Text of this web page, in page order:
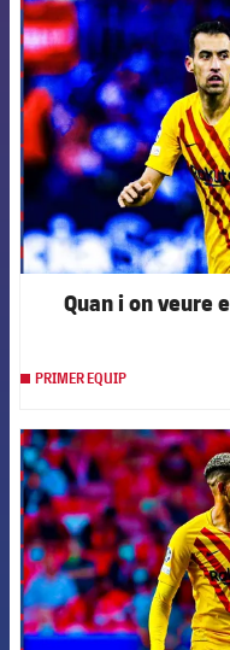
Quan i on veure
PRIMER EQUIP